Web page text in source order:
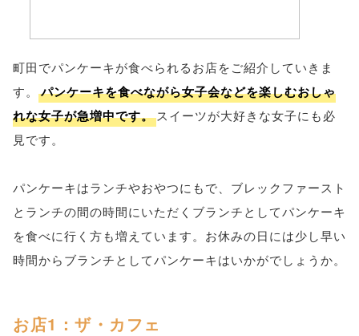
町田でパンケーキが食べられるお店をご紹介していきま
す。
パンケーキを食べながら女子会などを楽しむおしゃ
れな女子が急増中です。 スイーツが大好きな女子にも必
見です。
パンケーキはランチやおやつにもで、ブレックファースト
とランチの間の時間にいただくブランチとしてパンケーキ
を食べに行く方も増えています。お休みの日には少し早い
時間からブランチとしてパンケーキはいかがでしょうか。
お店1：ザ・カフェ